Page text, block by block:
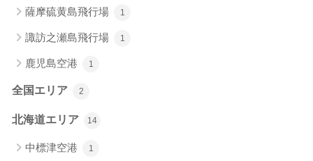
薩摩硫黄島飛行場 1
諏訪之瀬島飛行場 1
鹿児島空港 1
全国エリア 2
北海道エリア 14
中標津空港 1